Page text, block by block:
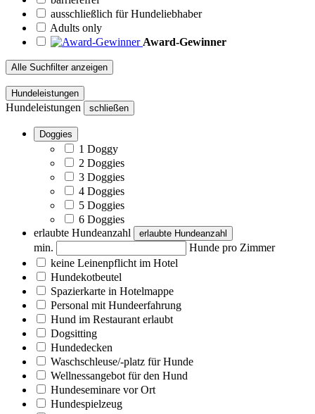
ausschließlich für Hundeliebhaber
Adults only
Award-Gewinner
Alle Suchfilter anzeigen
Hundeleistungen
Hundeleistungen schließen
Doggies
1 Doggy
2 Doggies
3 Doggies
4 Doggies
5 Doggies
6 Doggies
erlaubte Hundeanzahl
erlaubte Hundeanzahl
min.
Hunde pro Zimmer
keine Leinenpflicht im Hotel
Hundekotbeutel
Spazierkarte in Hotelmappe
Personal mit Hundeerfahrung
Hund im Restaurant erlaubt
Dogsitting
Hundedecken
Waschschleuse/-platz für Hunde
Wellnessangebot für den Hund
Hundeseminare vor Ort
Hundespielzeug